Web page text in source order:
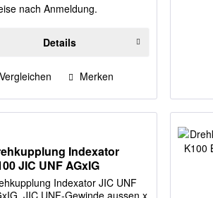
nach Anmeldung.
Details
Vergleichen Merken
Indexator
JIC UNF AGxIG
Indexator JIC UNF